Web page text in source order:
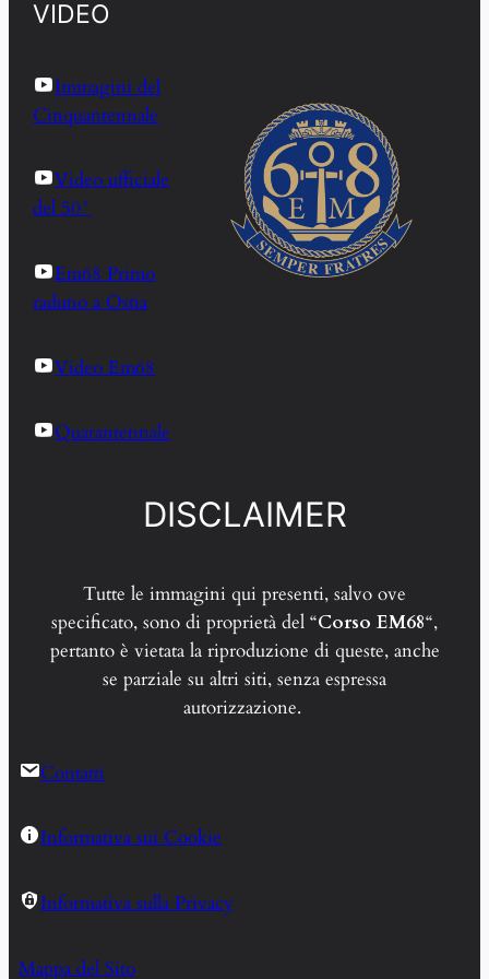
VIDEO
Immagini del
Cinquantennale
Video ufficiale
del 50°
Em68 Primo
raduno a Ostia
Video Em68
Quarantennale
DISCLAIMER
Tutte le immagini qui presenti, salvo ove
specificato, sono di proprietà del “Corso EM68“,
pertanto è vietata la riproduzione di queste, anche
se parziale su altri siti, senza espressa
autorizzazione.
Contatti
Informativa sui Cookie
Informativa sulla Privacy
Mappa del Sito